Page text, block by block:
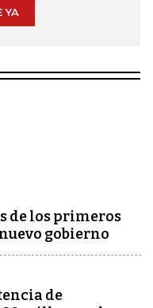
YA
de los primeros
gobierno
de